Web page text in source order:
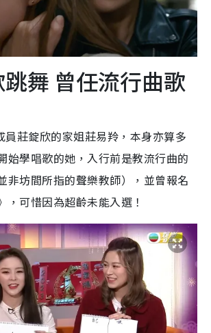
舞 曾任流行曲歌
員莊錠欣的家姐莊易羚，本身亦算多
始學唱歌的她，入行前是教流行曲的
非坊間所指的聲樂教師），並曾報名
，可惜因為超齡未能入選！